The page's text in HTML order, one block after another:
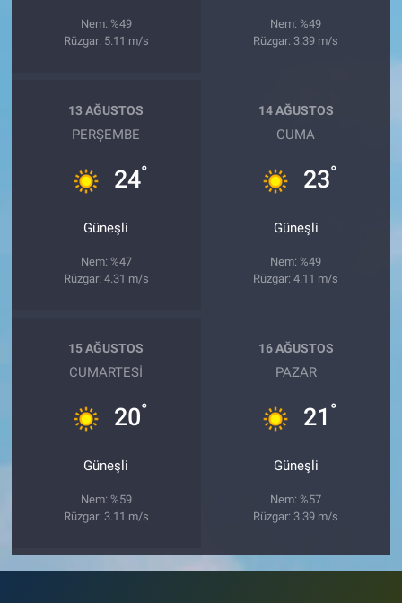
Nem: %49
Rüzgar: 5.11 m/s
Nem: %49
Rüzgar: 3.39 m/s
13 AĞUSTOS
PERŞEMBE
24°
Güneşli
Nem: %47
Rüzgar: 4.31 m/s
14 AĞUSTOS
CUMA
23°
Güneşli
Nem: %49
Rüzgar: 4.11 m/s
15 AĞUSTOS
CUMARTESI
20°
Güneşli
Nem: %59
Rüzgar: 3.11 m/s
16 AĞUSTOS
PAZAR
21 °
Güneşli
Nem: %57
Rüzgar: 3.39 m/s